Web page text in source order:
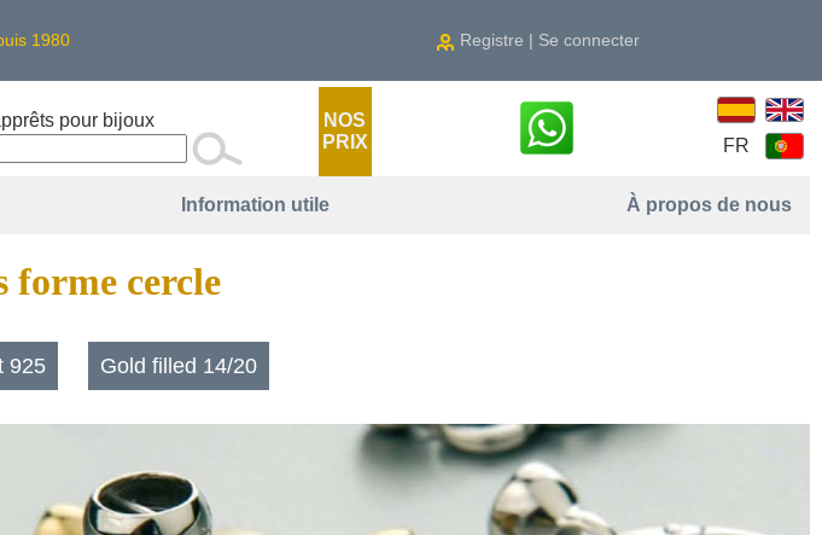
1980 Registre | Se connecter
pour bijoux
NOS
PRIX
FR
Information utile À propos de nous
forme cercle
925 Gold filled 14/20